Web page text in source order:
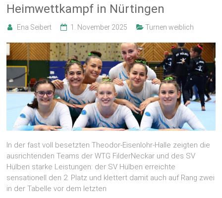
Heimwettkampf in Nürtingen
Ena Seibert 1. November 2025 Turnen weiblich
In der fast voll besetzten Theodor-Eisenlohr-Halle zeigten die
ausrichtenden Teams der WTG FilderNeckar und des SV
Hülben starke Leistungen: der SV Hülben erreichte
sensationell den 2. Platz und klettert damit auch auf Rang zwei
in der Tabelle vor dem letzten